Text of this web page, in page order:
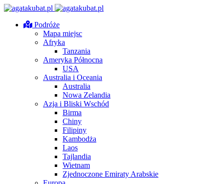
Podróże
Mapa miejsc
Afryka
Tanzania
Ameryka Północna
USA
Australia i Oceania
Australia
Nowa Zelandia
Azja i Bliski Wschód
Birma
Chiny
Filipiny
Kambodża
Laos
Tajlandia
Wietnam
Zjednoczone Emiraty Arabskie